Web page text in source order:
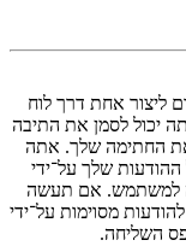
ליצור אחת דרך לוח
יכול לסמן את התיבה
החתימה שלך. אתה
שלך על־ידי
למשתמש. אם תעשה
מסוימות על־ידי
השליחה.